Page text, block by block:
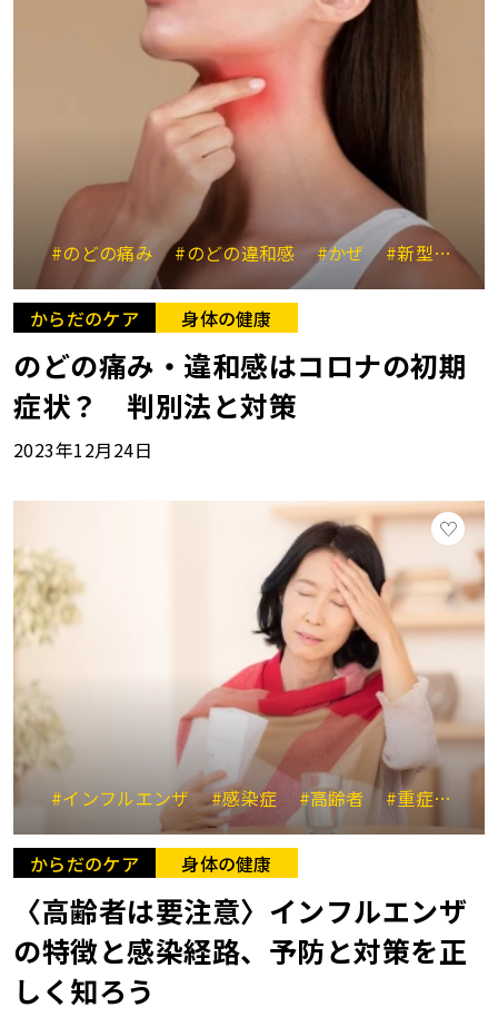
#のどの痛み #のどの違和感 #かぜ #新型コロナウイルス感染症
からだのケア 身体の健康
のどの痛み・違和感はコロナの初期
症状？ 判別法と対策
2023年12月24日
#インフルエンザ #感染症 #高齢者 #重症化
からだのケア 身体の健康
〈高齢者は要注意〉インフルエンザ
の特徴と感染経路、予防と対策を正
しく知ろう